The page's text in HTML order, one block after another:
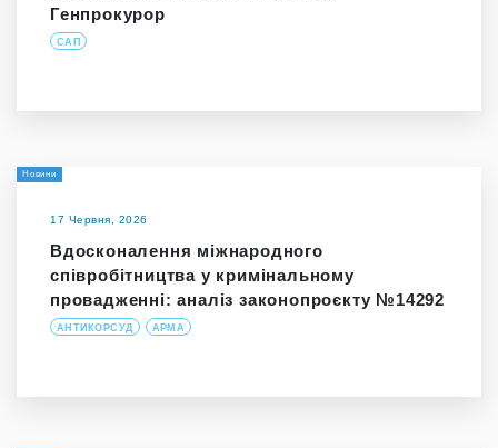
Генпрокурор
САП
Новини
17 Червня, 2026
Вдосконалення міжнародного
співробітництва у кримінальному
провадженні: аналіз законопроєкту №14292
АНТИКОРСУД АРМА